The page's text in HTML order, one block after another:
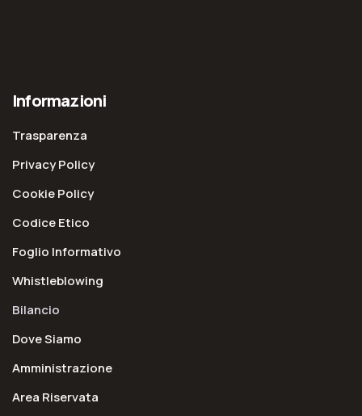
Informazioni
Trasparenza
Privacy Policy
Cookie Policy
Codice Etico
Foglio Informativo
Whistleblowing
Bilancio
Dove Siamo
Amministrazione
Area Riservata